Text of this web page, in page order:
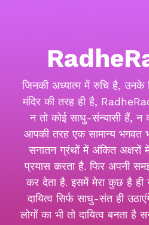
जिनकी अध्यात्म में रुचि है,
मंदिर की तरह ही है,
न तो कोई साधु-संन्यासी हैं,
आपकी तरह एक सामान्य भगवत
सनातन ग्रंथों में अंकित अक्षरों
प्रयास करता है. फिर अपनी
कर देता है. इसमें मेरा कुछ है ही
दायित्व सिर्फ साधु-संत ही
लोगों का भी तो दायित्व बनता